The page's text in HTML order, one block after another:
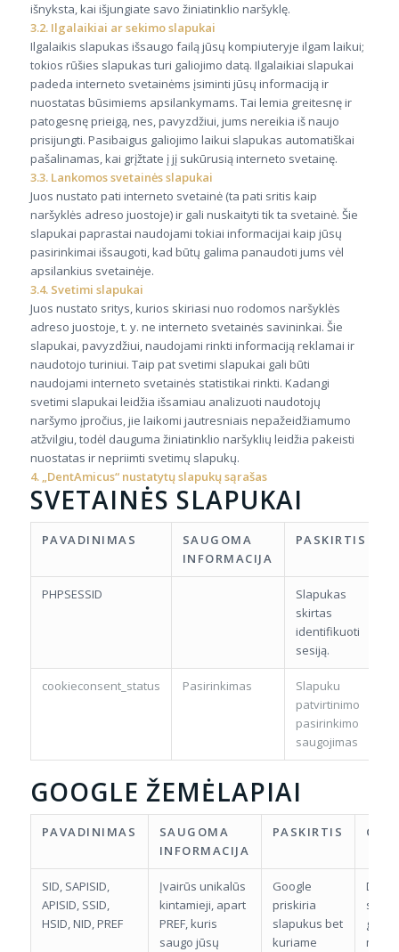
išnyksta, kai išjungiate savo žiniatinklio naršyklę.
3.2. Ilgalaikiai ar sekimo slapukai
Ilgalaikis slapukas išsaugo failą jūsų kompiuteryje ilgam laikui;
tokios rūšies slapukas turi galiojimo datą. Ilgalaikiai slapukai
padeda interneto svetainėms įsiminti jūsų informaciją ir
nuostatas būsimiems apsilankymams. Tai lemia greitesnę ir
patogesnę prieigą, nes, pavyzdžiui, jums nereikia iš naujo
prisijungti. Pasibaigus galiojimo laikui slapukas automatiškai
pašalinamas, kai grįžtate į jį sukūrusią interneto svetainę.
3.3. Lankomos svetainės slapukai
Juos nustato pati interneto svetainė (ta pati sritis kaip
naršyklės adreso juostoje) ir gali nuskaityti tik ta svetainė. Šie
slapukai paprastai naudojami tokiai informacijai kaip jūsų
pasirinkimai išsaugoti, kad būtų galima panaudoti jums vėl
apsilankius svetainėje.
3.4. Svetimi slapukai
Juos nustato sritys, kurios skiriasi nuo rodomos naršyklės
adreso juostoje, t. y. ne interneto svetainės savininkai. Šie
slapukai, pavyzdžiui, naudojami rinkti informaciją reklamai ir
naudotojo turiniui. Taip pat svetimi slapukai gali būti
naudojami interneto svetainės statistikai rinkti. Kadangi
svetimi slapukai leidžia išsamiau analizuoti naudotojų
naršymo įpročius, jie laikomi jautresniais nepažeidžiamumo
atžvilgiu, todėl dauguma žiniatinklio naršyklių leidžia pakeisti
nuostatas ir nepriimti svetimų slapukų.
4. „DentAmicus“ nustatytų slapukų sąrašas
SVETAINĖS SLAPUKAI
PAVADINIMAS
SAUGOMA
INFORMACIJA
PASKIRTIS
PHPSESSID
Slapukas
skirtas
identifikuoti
sesiją.
cookieconsent_status Pasirinkimas
Slapuku
patvirtinimo
pasirinkimo
saugojimas
GOOGLE ŽEMĖLAPIAI
PAVADINIMAS
SAUGOMA
INFORMACIJA
PASKIRTIS
SID, SAPISID,
APISID, SSID,
HSID, NID, PREF
Įvairūs unikalūs
kintamieji, apart
PREF, kuris
saugo jūsų
Google
priskiria
slapukus bet
kuriame
metų